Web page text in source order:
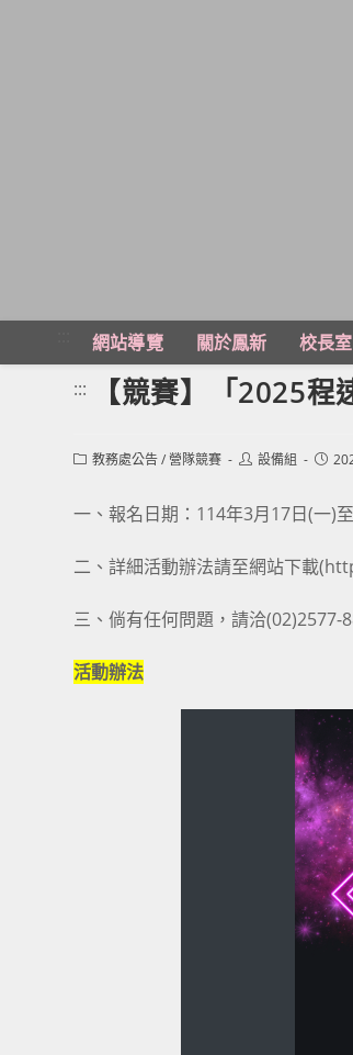
主
網站導覽 關於鳳新 校長室
::: 【競賽】「2025程
Post教務處公告/營隊競賽
Post設備組
Post
一、報名日期：114年3月17日(一)
二、詳細活動辦法請至網站下載
三、倘有任何問題，請洽(02)2577-
活動辦法